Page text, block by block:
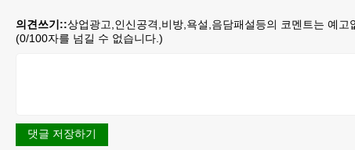
의견쓰기::상업광고,인신공격,비방,욕설,음담패설등의 코멘트는 예고
(0/100자를 넘길 수 없습니다.)
댓글 저장하기